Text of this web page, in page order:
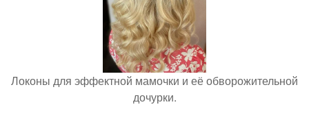
Локоны для эффектной мамочки и её обворожительной
дочурки.